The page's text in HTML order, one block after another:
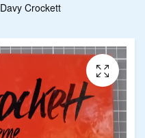
Davy Crockett